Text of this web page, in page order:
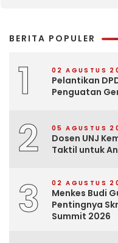
BERITA POPULER
1 02 AGUSTUS
Pelantikan
Penguatan
2 05 AGUSTUS
Dosen UNJ
Taktil untuk
3 02 AGUSTUS
Menkes Budi
Pentingnya
Summit 2026